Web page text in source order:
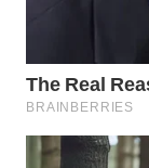
WN
DEPOK